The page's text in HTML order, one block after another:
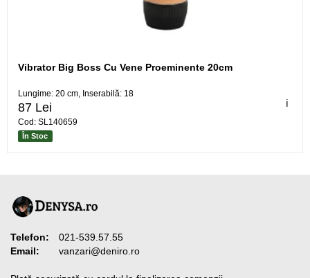
ℹ️
Vibrator Big Boss Cu Vene Proeminente 20cm
Lungime: 20 cm, Inserabilă: 18
87 Lei
Cod: SL140659
În Stoc
Telefon:
021-539.57.55
Email:
vanzari@deniro.ro